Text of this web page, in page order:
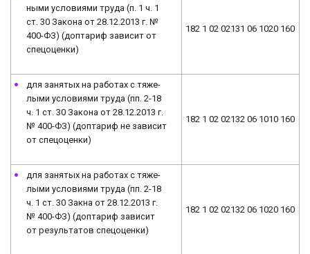
ны­ми условиями труда (п. 1 ч. 1
ст. 30 За­ко­на от 28.12.2013 г. №
400-ФЗ) (до­пта­риф за­ви­сит от
спецоценки)
182 1 02 02131 06 1020 160
для за­ня­тых на ра­бо­тах с тя­же­
лы­ми условиями труда (пп. 2-18
ч. 1 ст. 30 Закона от 28.12.2013 г.
№ 400-ФЗ) (до­пта­риф не зависит
от спецоценки)
182 1 02 02132 06 1010 160
для за­ня­тых на ра­бо­тах с тя­же­
лы­ми условиями труда (пп. 2-18
ч. 1 ст. 30 Закна от 28.12.2013 г.
№ 400-ФЗ) (до­пта­риф за­ви­сит
от ре­зуль­та­тов спецоценки)
182 1 02 02132 06 1020 160